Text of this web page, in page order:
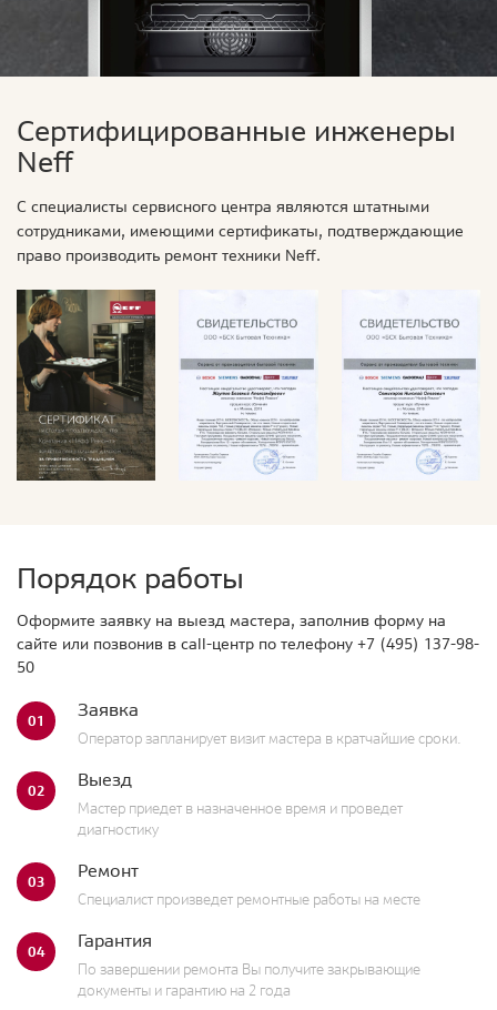
Сертифицированные инженеры
Neff
С специалисты сервисного центра являются штатными
сотрудниками, имеющими сертификаты, подтверждающие
право производить ремонт техники Neff.
Порядок работы
Оформите заявку на выезд мастера, заполнив форму на
сайте или позвонив в call-центр по телефону +7 (495) 137-98-
50
01 Заявка
Оператор запланирует визит мастера в кратчайшие сроки.
02 Выезд
Мастер приедет в назначенное время и проведет
диагностику
03 Ремонт
Специалист произведет ремонтные работы на месте
04 Гарантия
По завершении ремонта Вы получите закрывающие
документы и гарантию на 2 года